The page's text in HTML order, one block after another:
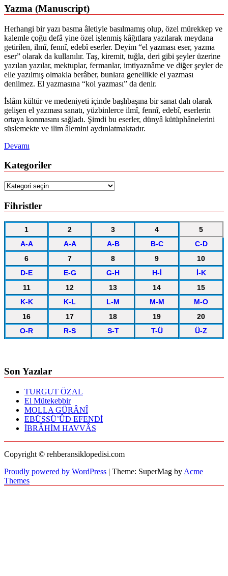
Yazma (Manuscript)
Herhangi bir yazı basma âletiyle basılmamış olup, özel mürekkep ve
kalemle çoğu defâ yine özel işlenmiş kâğıtlara yazılarak meydana
getirilen, ilmî, fennî, edebî eserler. Deyim “el yazması eser, yazma
eser” olarak da kullanılır. Taş, kiremit, tuğla, deri gibi şeyler üzerine
yazılan yazılar, mektuplar, fermanlar, imtiyaznâme ve diğer şeyler de
elle yazılmış olmakla berâber, bunlara genellikle el yazması
denilmez. El yazmasına “kol yazması” da denir.
İslâm kültür ve medeniyeti içinde başlıbaşına bir sanat dalı olarak
gelişen el yazması sanatı, yüzbinlerce ilmî, fennî, edebî, eserlerin
ortaya konmasını sağladı. Şimdi bu eserler, dünyâ kütüphânelerini
süslemekte ve ilim âlemini aydınlatmaktadır.
Devamı
Kategoriler
Kategoriler
Fihristler
1 2 3 4
5
A-A
A-A A-B B-C
C-D
6
7 8 9
10
D-E
E-G G-H H-İ
İ-K
11
12 13 14
15
K-K
K-L L-M M-M
M-O
16
17 18 19
20
O-R
R-S S-T T-Ü Ü-Z
Son Yazılar
TURGUT ÖZAL
El Mütekebbir
MOLLA GÜRÂNÎ
EBÜSSÜ’ÛD EFENDİ
İBRÂHİM HAVVÂS
Copyright © rehberansiklopedisi.com
Proudly powered by WordPress | Theme: SuperMag by Acme
Themes